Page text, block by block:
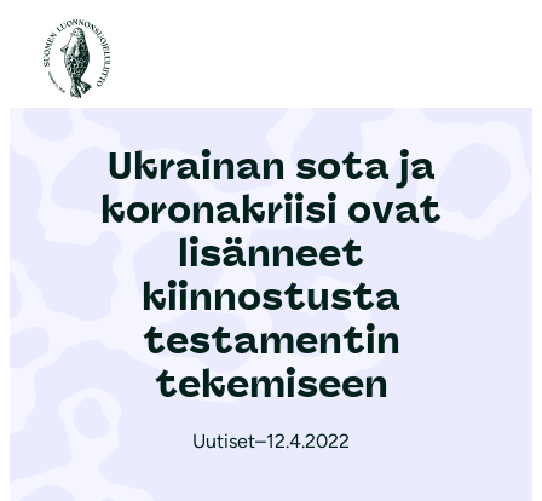
Etusivu
Ukrainan sota ja
koronakriisi ovat
lisänneet
kiinnostusta
testamentin
tekemiseen
Uutiset–12.4.2022